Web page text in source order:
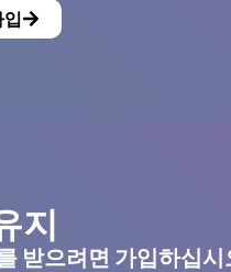
지
받으려면 가입하십시